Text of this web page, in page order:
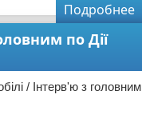
Подробнее
по Дії
/ Інтерв'ю з головним